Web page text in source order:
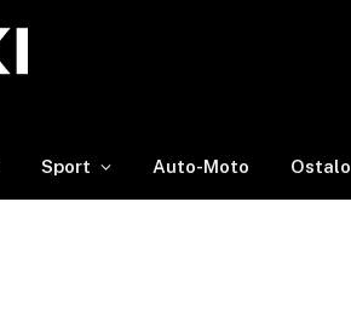
Sport Auto-Moto Ostalo